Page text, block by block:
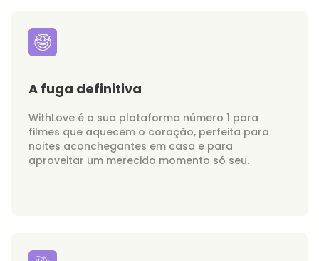
A fuga definitiva
WithLove é a sua plataforma número 1 para
filmes que aquecem o coração, perfeita para
noites aconchegantes em casa e para
aproveitar um merecido momento só seu.